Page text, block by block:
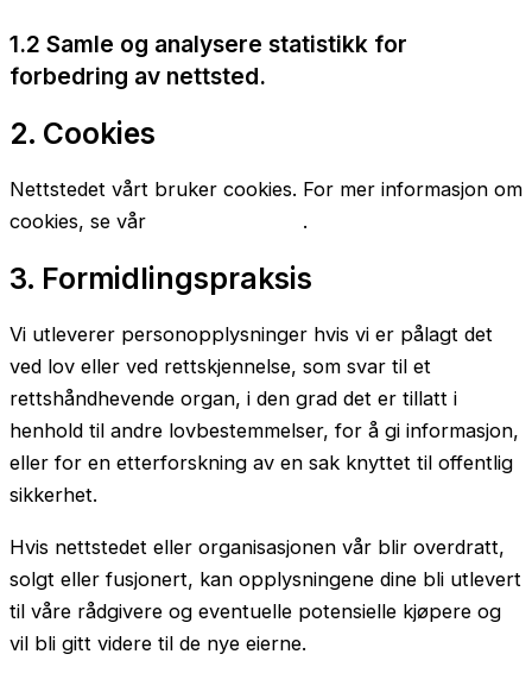
1.2 Samle og analysere statistikk for
forbedring av nettsted.
2. Cookies
Nettstedet vårt bruker cookies. For mer informasjon om
cookies, se vår
.
3. Formidlingspraksis
Vi utleverer personopplysninger hvis vi er pålagt det
ved lov eller ved rettskjennelse, som svar til et
rettshåndhevende organ, i den grad det er tillatt i
henhold til andre lovbestemmelser, for å gi informasjon,
eller for en etterforskning av en sak knyttet til offentlig
sikkerhet.
Hvis nettstedet eller organisasjonen vår blir overdratt,
solgt eller fusjonert, kan opplysningene dine bli utlevert
til våre rådgivere og eventuelle potensielle kjøpere og
vil bli gitt videre til de nye eierne.